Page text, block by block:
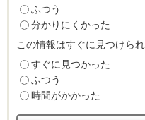
ふつう
分かりにくかった
この情報はすぐに見つけら
すぐに見つかった
ふつう
時間がかかった